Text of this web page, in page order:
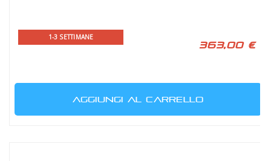
1-3 SETTIMANE
363,00 €
AGGIUNGI AL CARRELLO